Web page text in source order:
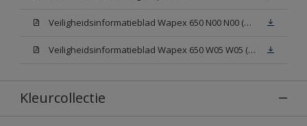
Veiligheidsinformatieblad Wapex 650 N00 N00 (MSDS)
Veiligheidsinformatieblad Wapex 650 W05 W05 (MSDS)
Kleurcollectie